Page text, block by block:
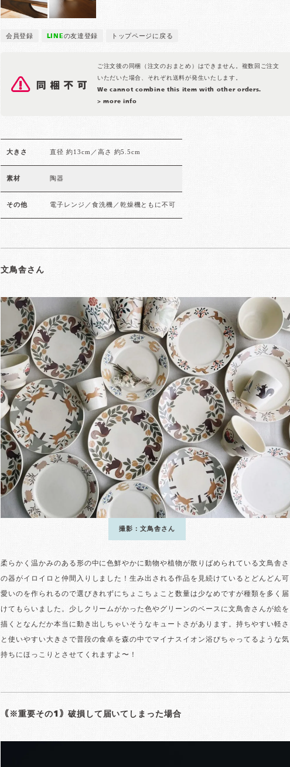
会員登録 LINEの友達登録 トップページに戻る
ご注文後の同梱（注文のおまとめ）はできません。複数回ご注文
いただいた場合、それぞれ送料が発生いたします。
We cannot combine this item with other orders.
> more info
大きさ 直径 約13cm／高さ 約5.5cm
素材 陶器
その他 電子レンジ／食洗機／乾燥機ともに不可
文鳥舎さん
撮影：文鳥舎さん
柔らかく温かみのある形の中に色鮮やかに動物や植物が散りばめられている文鳥舎さ
の器がイロイロと仲間入りしました！生み出される作品を見続けているとどんどん可
愛いのを作られるので選びきれずにちょこちょこと数量は少なめですが種類を多く届
けてもらいました。少しクリームがかった色やグリーンのベースに文鳥舎さんが絵を
描くとなんだか本当に動き出しちゃいそうなキュートさがあります。持ちやすい軽さ
と使いやすい大きさで普段の食卓を森の中でマイナスイオン浴びちゃってるような気
持ちにほっこりとさせてくれますよ〜！
｟※重要その1｠破損して届いてしまった場合